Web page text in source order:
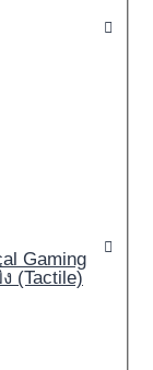
Gaming
(Tactile)